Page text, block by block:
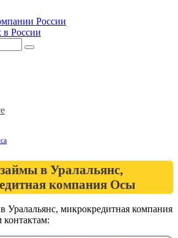
России
в России
в Уралальянс,
компания Осы
Уралальянс, микрокредитная компания